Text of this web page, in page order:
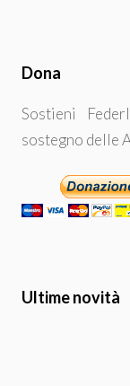
Dona
Sostieni
sostegno delle
Ultime novità